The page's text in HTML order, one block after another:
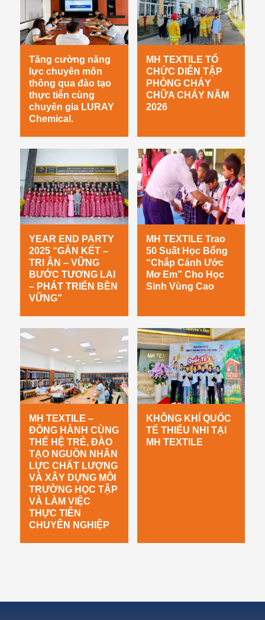
Tăng cường năng
lực chuyên môn
thông qua đào tạo
thực tiễn cùng
chuyên gia LURAY
Chemical.
MH TEXTILE TỔ
CHỨC DIỄN TẬP
PHÒNG CHÁY
CHỮA CHÁY NĂM
2026
YEAR END PARTY
2025 “GẮN KẾT –
TRI ÂN – VỮNG
BƯỚC TƯƠNG LAI
– PHÁT TRIỂN BỀN
VỮNG”
MH TEXTILE Trao
50 Suất Học Bổng
“Chắp Cánh Ước
Mơ Em” Cho Học
Sinh Vùng Cao
MH TEXTILE –
ĐỒNG HÀNH CÙNG
THẾ HỆ TRẺ, ĐÀO
TẠO NGUỒN NHÂN
LỰC CHẤT LƯỢNG
VÀ XÂY DỰNG MÔI
TRƯỜNG HỌC TẬP
VÀ LÀM VIỆC
THỰC TIỄN
CHUYÊN NGHIỆP
KHÔNG KHÍ QUỐC
TẾ THIẾU NHI TẠI
MH TEXTILE